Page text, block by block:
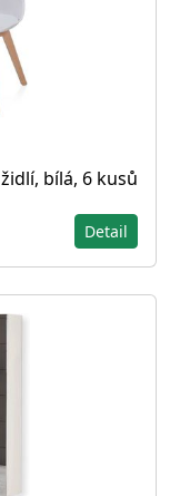
bílá, 6 kusů
Detail